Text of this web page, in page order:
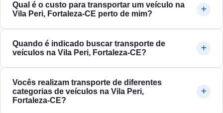
Qual é o custo para transportar um veículo na
Vila Peri, Fortaleza‑CE perto de mim?
Quando é indicado buscar transporte de
veículos na Vila Peri, Fortaleza‑CE?
Vocês realizam transporte de diferentes
categorias de veículos na Vila Peri,
Fortaleza‑CE?